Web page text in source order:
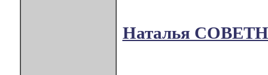
Наталья